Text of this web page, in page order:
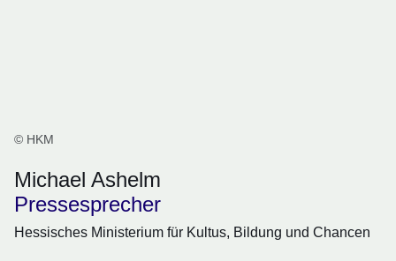
© HKM
Michael Ashelm
Pressesprecher
Hessisches Ministerium für Kultus, Bildung und Chancen